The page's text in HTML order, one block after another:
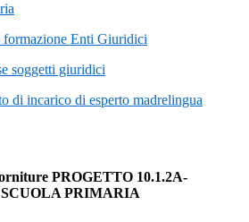
Enti Giuridici
soggetti giuridici
di incarico di esperto madrelingua
PROGETTO 10.1.2A-
SCUOLA PRIMARIA